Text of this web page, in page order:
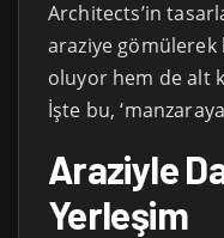
Architects’in
araziye gömülerek
oluyor hem de alt
İşte bu,
Araziyle
Yerleşim